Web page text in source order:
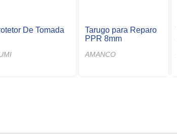
De Tomada
Tarugo para Reparo
PPR 8mm
AMANCO